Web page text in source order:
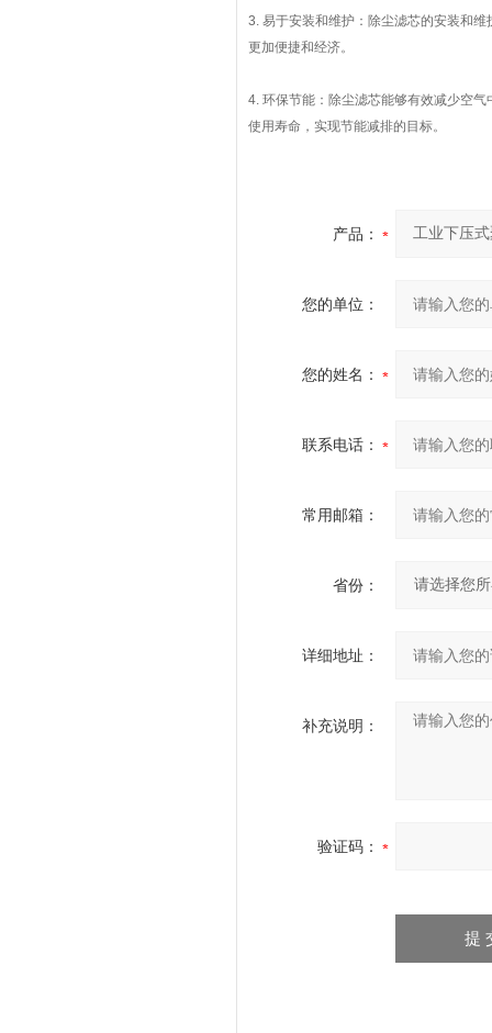
3. 易于安装和维护：除尘滤芯的安装和
更加便捷和经济。
4. 环保节能：除尘滤芯能够有效减少空
使用寿命，实现节能减排的目标。
产品：
您的单位：
您的姓名：
联系电话：
常用邮箱：
省份：
详细地址：
补充说明：
验证码：